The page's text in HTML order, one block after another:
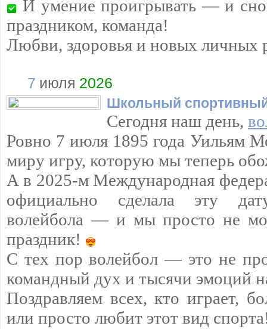
И умение проигрывать — и
праздником, команда!
Любви, здоровья и новых личных
7 июля 2026
Школьный
Сегодня наш день,
Ровно 7 июля 1895 года Уильям
миру игру, которую мы теперь
А в 2025-м Международная
официально сделала эту
волейбола — и мы просто не
праздник!
С тех пор волейбол — это не
командный дух и тысячи эмоций
Поздравляем всех, кто играет,
или просто любит этот вид